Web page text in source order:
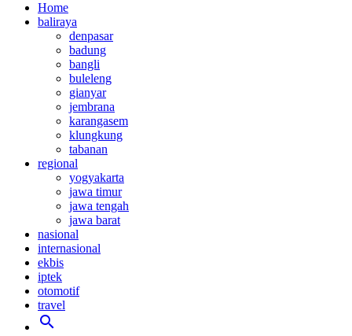
Home
baliraya
denpasar
badung
bangli
buleleng
gianyar
jembrana
karangasem
klungkung
tabanan
regional
yogyakarta
jawa timur
jawa tengah
jawa barat
nasional
internasional
ekbis
iptek
otomotif
travel
search